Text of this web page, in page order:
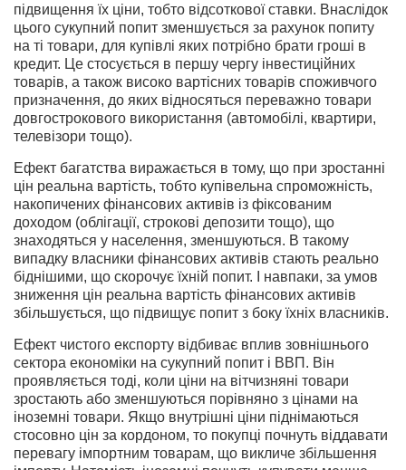
підвищення їх ціни, тобто відсоткової ставки. Внаслідок
цього сукупний попит зменшується за рахунок попиту
на ті товари, для купівлі яких потрібно брати гроші в
кредит. Це стосується в першу чергу інвестиційних
товарів, а також високо вартісних товарів споживчого
призначення, до яких відносяться переважно товари
довгострокового використання (автомобілі, квартири,
телевізори тощо).
Ефект багатства виражається в тому, що при зростанні
цін реальна вартість, тобто купівельна спроможність,
накопичених фінансових активів із фіксованим
доходом (облігації, строкові депозити тощо), що
знаходяться у населення, зменшуються. В такому
випадку власники фінансових активів стають реально
біднішими, що скорочує їхній попит. І навпаки, за умов
зниження цін реальна вартість фінансових активів
збільшується, що підвищує попит з боку їхніх власників.
Ефект чистого експорту відбиває вплив зовнішнього
сектора економіки на сукупний попит і ВВП. Він
проявляється тоді, коли ціни на вітчизняні товари
зростають або зменшуються порівняно з цінами на
іноземні товари. Якщо внутрішні ціни піднімаються
стосовно цін за кордоном, то покупці почнуть віддавати
перевагу імпортним товарам, що викличе збільшення